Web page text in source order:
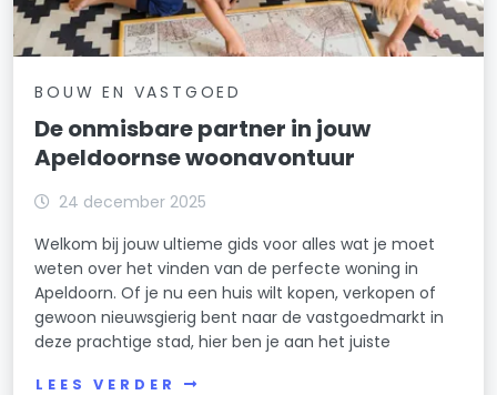
BOUW EN VASTGOED
De onmisbare partner in jouw
Apeldoornse woonavontuur
24 december 2025
Welkom bij jouw ultieme gids voor alles wat je moet
weten over het vinden van de perfecte woning in
Apeldoorn. Of je nu een huis wilt kopen, verkopen of
gewoon nieuwsgierig bent naar de vastgoedmarkt in
deze prachtige stad, hier ben je aan het juiste
LEES VERDER